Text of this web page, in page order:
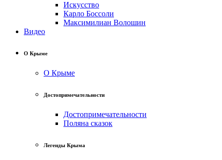
Искусство
Карло Боссоли
Максимилиан Волошин
Видео
О Крыме
О Крыме
Достопримечательности
Достопримечательности
Поляна сказок
Легенды Крыма